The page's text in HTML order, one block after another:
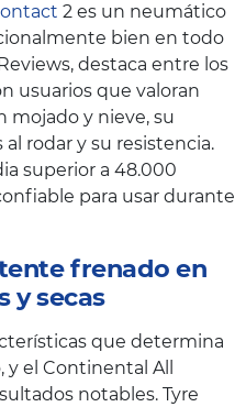
2 es un neumático
bien en todo
destaca entre los
usuarios que valoran
mojado y nieve, su
rodar y su resistencia.
superior a 48.000
para usar durante
frenado en
y secas
que determina
el Continental All
notables. Tyre